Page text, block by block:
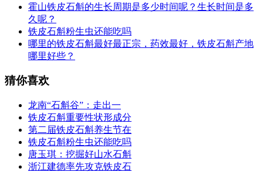
霍山铁皮石斛的生长周期是多少时间呢？生长时间是多
久呢？
铁皮石斛粉生虫还能吃吗
哪里的铁皮石斛最好最正宗，药效最好，铁皮石斛产地
哪里好些？
猜你喜欢
龙南“石斛谷”：走出一
铁皮石斛重要性状形成分
第二届铁皮石斛养生节在
铁皮石斛粉生虫还能吃吗
唐玉琪：挖掘好山水石斛
浙江建德率先攻克铁皮石